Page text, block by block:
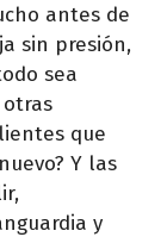
antes de
sin presión,
sea
que
Y las
y